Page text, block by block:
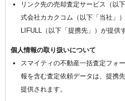
リンク先の売却査定サービス（以
式会社カカクコム（以下「当社」
LIFULL（以下「提携先」）が提供
個人情報の取り扱いについて
スマイティの不動産一括査定フォ
報を含む査定依頼データは、提携
提供されます。